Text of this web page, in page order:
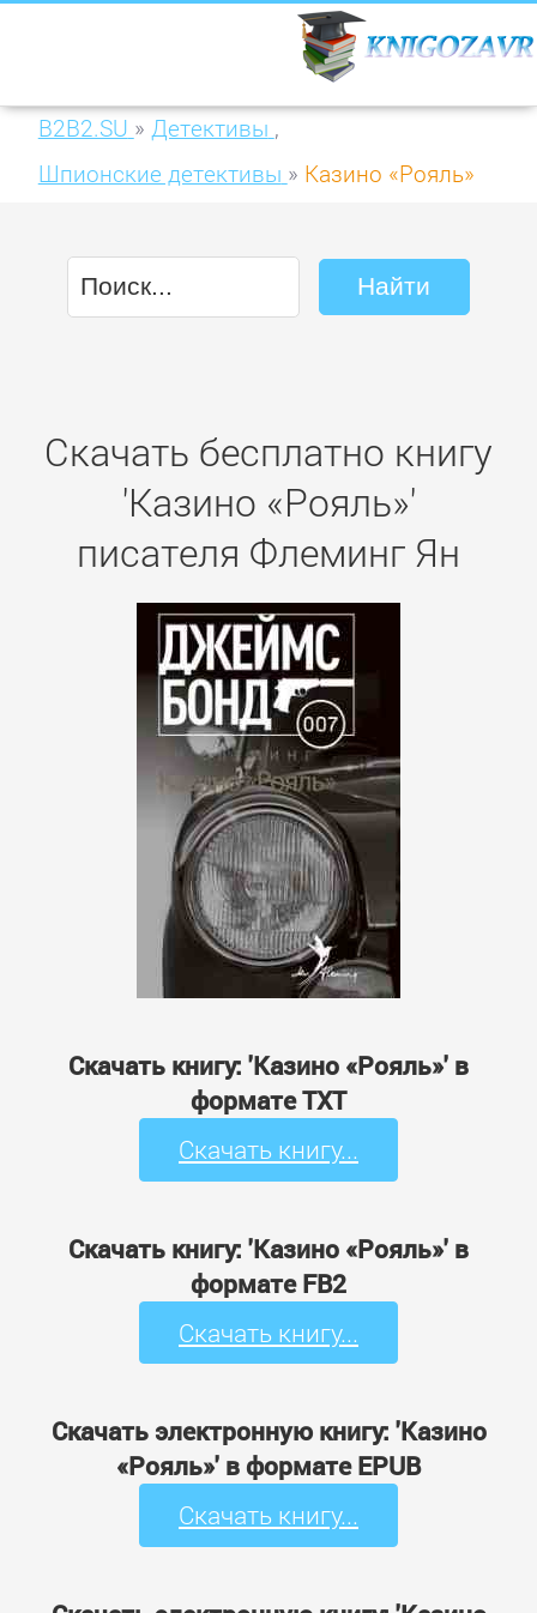
B2B2.SU » Детективы ,
Шпионские детективы » Казино «Рояль»
Скачать бесплатно книгу
'Казино «Рояль»'
писателя Флеминг Ян
Скачать книгу: 'Казино «Рояль»' в
формате TXT
Скачать книгу...
Скачать книгу: 'Казино «Рояль»' в
формате FB2
Скачать книгу...
Скачать электронную книгу: 'Казино
«Рояль»' в формате EPUB
Скачать книгу...